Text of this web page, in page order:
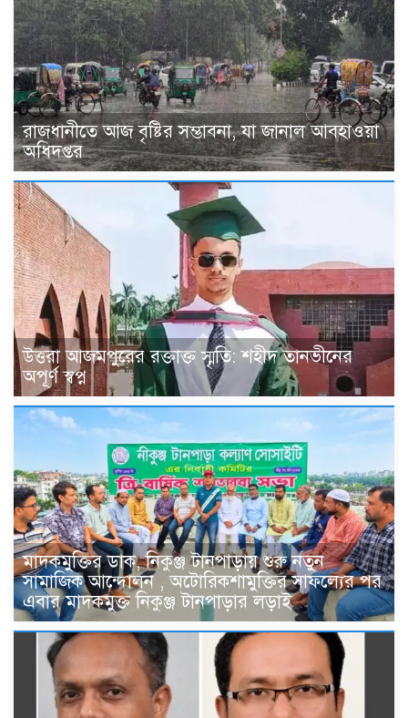
রাজধানীতে আজ বৃষ্টির সম্ভাবনা, যা জানাল আবহাওয়া
অধিদপ্তর
উত্তরা আজমপুরের রক্তাক্ত স্মৃতি: শহীদ তানভীনের
অপূর্ণ স্বপ্ন
মাদকমুক্তির ডাক, নিকুঞ্জ টানপাড়ায় শুরু নতুন
সামাজিক আন্দোলন , অটোরিকশামুক্তির সাফল্যের পর
এবার মাদকমুক্ত নিকুঞ্জ টানপাড়ার লড়াই